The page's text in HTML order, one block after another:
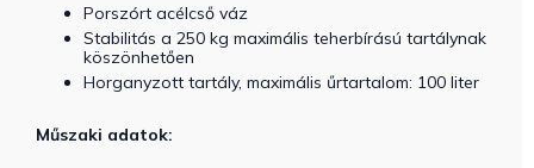
Porszórt acélcső váz
Stabilitás a 250 kg maximális teherbírású tartálynak
köszönhetően
Horganyzott tartály, maximális űrtartalom: 100 liter
Műszaki adatok: